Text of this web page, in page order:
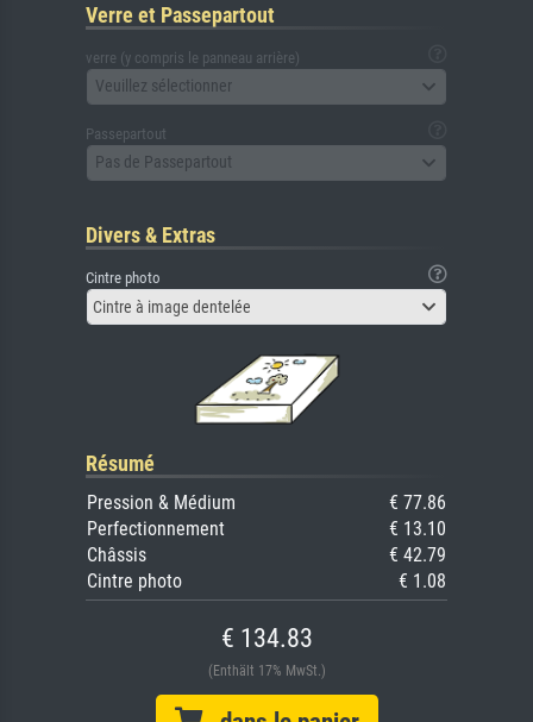
Verre et Passepartout
verre (y compris le panneau arrière)
Veuillez sélectionner
Passepartout
Pas de Passepartout
Divers & Extras
Cintre photo
Cintre à image dentelée
Résumé
Pression & Médium
€ 77.86
Perfectionnement
€ 13.10
Châssis
€ 42.79
Cintre photo
€ 1.08
€ 134.83
(Enthält 17% MwSt.)